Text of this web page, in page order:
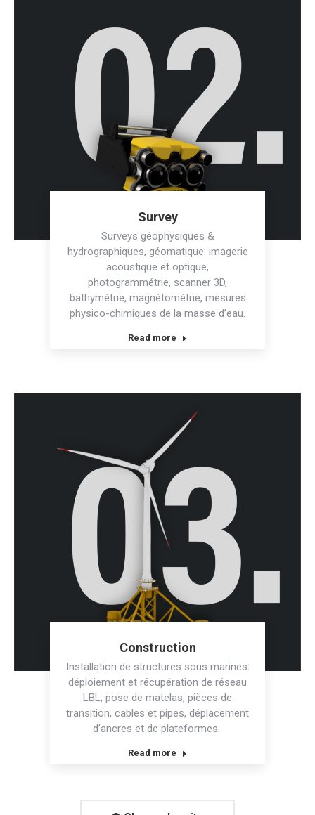
Survey
Surveys géophysiques &
hydrographiques, géomatique: imagerie
acoustique et optique,
photogrammétrie, scanner 3D,
bathymétrie, magnétométrie, mesures
physico-chimiques de la masse d’eau.
Read more
Construction
Installation de structures sous marines:
déploiement et récupération de réseau
LBL, pose de matelas, pièces de
transition, cables et pipes, déplacement
d’ancres et de plateformes.
Read more